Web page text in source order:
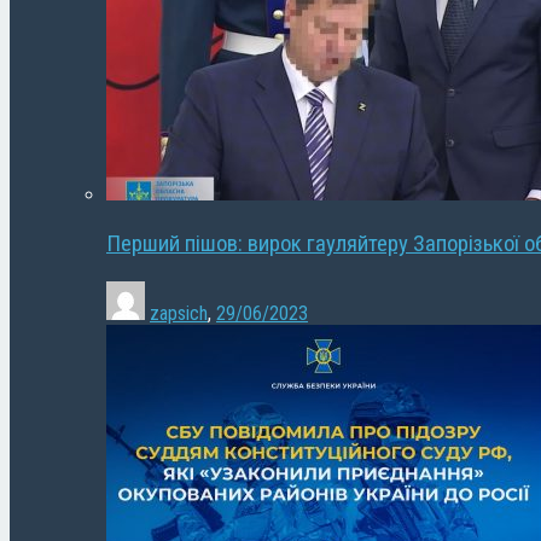
Перший пішов: вирок гауляйтеру Запорізької
zapsich, 29/06/2023